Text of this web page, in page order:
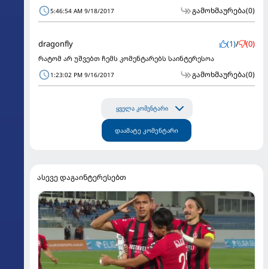
5:46:54 AM 9/18/2017 გამოხმაურება(0)
dragonfly (1)/ (0)
რატომ არ უშვებთ ჩემს კომენტარებს საინტერესოა
1:23:02 PM 9/16/2017 გამოხმაურება(0)
ყველა კომენტარი
დაამატე კომენტარი
ასევე დაგაინტერესებთ